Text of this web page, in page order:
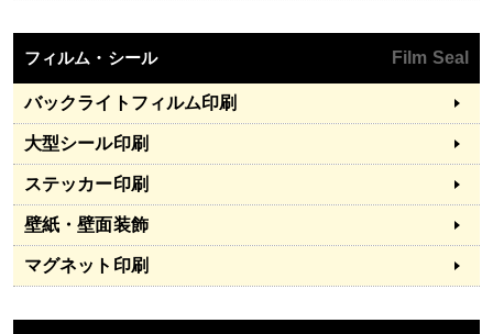
フィルム・シール Film Seal
バックライトフィルム印刷
大型シール印刷
ステッカー印刷
壁紙・壁面装飾
マグネット印刷